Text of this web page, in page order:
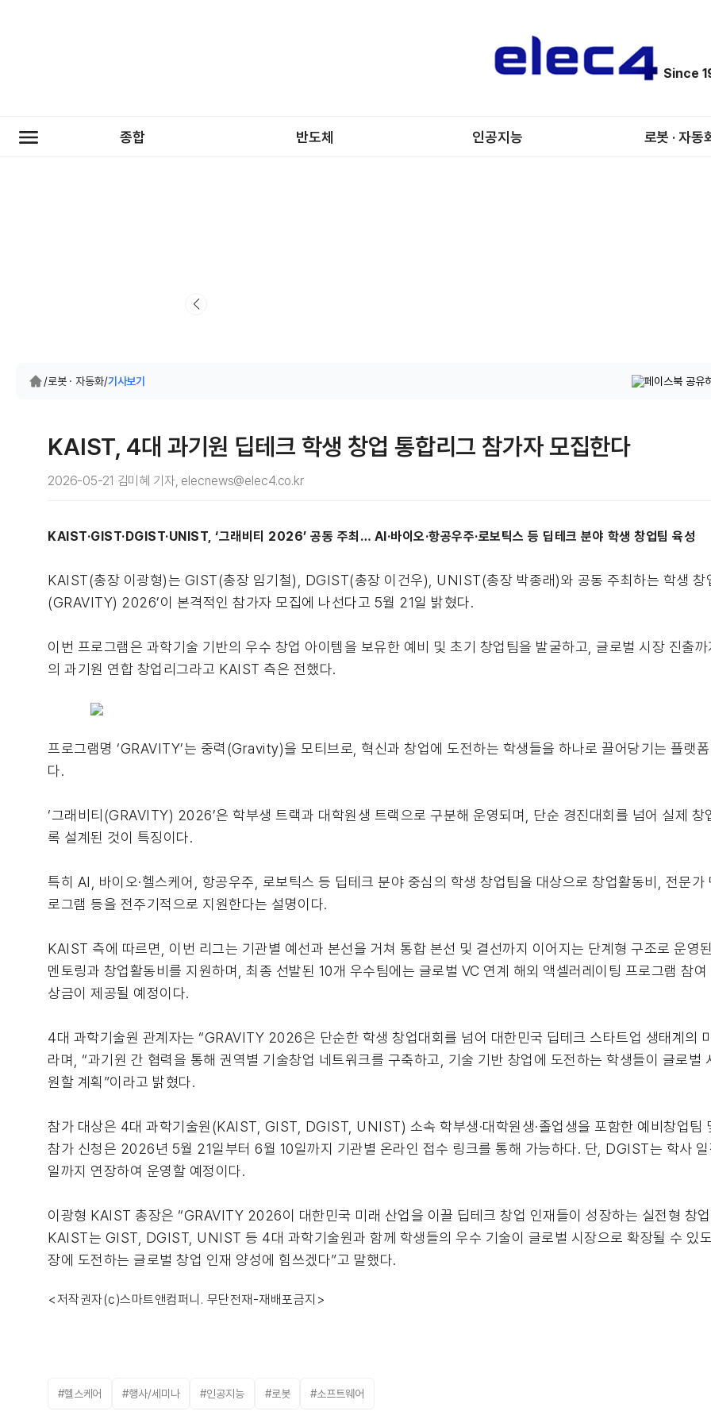
Since
종합 반도체 인공지능 로봇 · 자동
/로봇 · 자동화/기사보기
KAIST, 4대 과기원 딥테크 학생 창업 통합리그 참가자 모집한다
2026-05-21 김미혜 기자, elecnews@elec4.co.kr
KAIST·GIST·DGIST·UNIST, ‘그래비티 2026’ 공동 주최… AI·바이오·항공우주·로보틱스 등 딥테크 분야 학생 창업팀 육성
KAIST(총장 이광형)는 GIST(총장 임기철), DGIST(총장 이건우), UNIST(총장 박종래)와 공동 주최하는 학생 창
(GRAVITY) 2026’이 본격적인 참가자 모집에 나선다고 5월 21일 밝혔다.
이번 프로그램은 과학기술 기반의 우수 창업 아이템을 보유한 예비 및 초기 창업팀을 발굴하고, 글로벌 시장 진출
의 과기원 연합 창업리그라고 KAIST 측은 전했다.
프로그램명 ‘GRAVITY’는 중력(Gravity)을 모티브로, 혁신과 창업에 도전하는 학생들을 하나로 끌어당기는 플랫
다.
‘그래비티(GRAVITY) 2026’은 학부생 트랙과 대학원생 트랙으로 구분해 운영되며, 단순 경진대회를 넘어 실제
록 설계된 것이 특징이다.
특히 AI, 바이오·헬스케어, 항공우주, 로보틱스 등 딥테크 분야 중심의 학생 창업팀을 대상으로 창업활동비, 전문
로그램 등을 전주기적으로 지원한다는 설명이다.
KAIST 측에 따르면, 이번 리그는 기관별 예선과 본선을 거쳐 통합 본선 및 결선까지 이어지는 단계형 구조로 운영
멘토링과 창업활동비를 지원하며, 최종 선발된 10개 우수팀에는 글로벌 VC 연계 해외 액셀러레이팅 프로그램 참
상금이 제공될 예정이다.
4대 과학기술원 관계자는 “GRAVITY 2026은 단순한 학생 창업대회를 넘어 대한민국 딥테크 스타트업 생태계의
라며, “과기원 간 협력을 통해 권역별 기술창업 네트워크를 구축하고, 기술 기반 창업에 도전하는 학생들이 글로벌
원할 계획”이라고 밝혔다.
참가 대상은 4대 과학기술원(KAIST, GIST, DGIST, UNIST) 소속 학부생·대학원생·졸업생을 포함한 예비창업팀
참가 신청은 2026년 5월 21일부터 6월 10일까지 기관별 온라인 접수 링크를 통해 가능하다. 단, DGIST는 학사
일까지 연장하여 운영할 예정이다.
이광형 KAIST 총장은 “GRAVITY 2026이 대한민국 미래 산업을 이끌 딥테크 창업 인재들이 성장하는 실전형 창
KAIST는 GIST, DGIST, UNIST 등 4대 과학기술원과 함께 학생들의 우수 기술이 글로벌 시장으로 확장될 수 있
장에 도전하는 글로벌 창업 인재 양성에 힘쓰겠다”고 말했다.
<저작권자(c)스마트앤컴퍼니. 무단전재-재배포금지>
#헬스케어 #행사/세미나 #인공지능 #로봇 #소프트웨어